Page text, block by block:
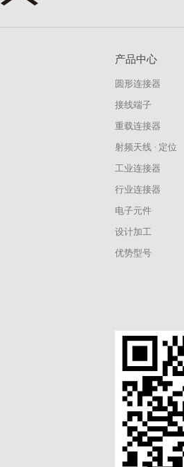
产品中心
圆形连接器
接线端子
重载连接器
射频天线 · 定位
工业连接器
行业连接器
电子元件
设计加工
优势型号